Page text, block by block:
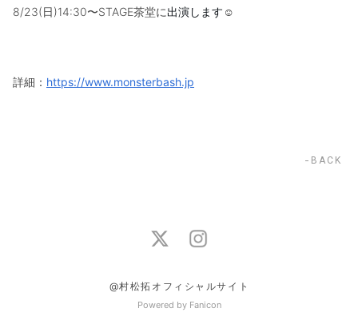
8/23(日)14:30〜STAGE茶堂に出演します ☺︎
詳細： https://www.monsterbash.jp
BACK
@村松拓オフィシャルサイト
Powered by Fanicon